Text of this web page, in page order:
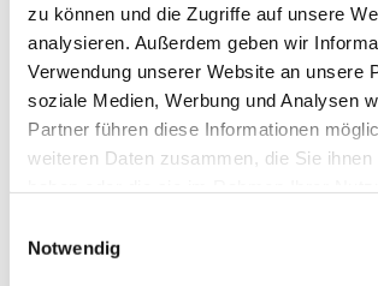
zu können und die Zugriffe auf unsere
analysieren. Außerdem geben wir
Verwendung unserer Website an unsere
soziale Medien, Werbung und Analysen
Partner führen diese Informationen
weiteren Daten zusammen, die Sie ihnen
Notwendig